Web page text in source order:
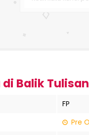
di Balik Tulisan
FP
Pre